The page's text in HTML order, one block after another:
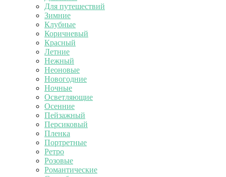
Для путешествий
Зимние
Клубные
Коричневый
Красный
Летние
Нежный
Неоновые
Новогодние
Ночные
Осветляющие
Осенние
Пейзажный
Персиковый
Пленка
Портретные
Ретро
Розовые
Романтические